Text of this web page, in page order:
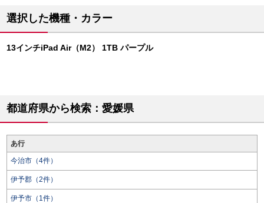
選択した機種・カラー
13インチiPad Air（M2） 1TB パープル
都道府県から検索：愛媛県
あ行
今治市（4件）
伊予郡（2件）
伊予市（1件）